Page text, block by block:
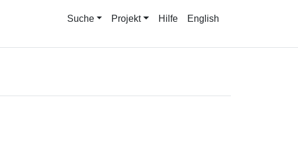
Suche Projekt Hilfe English